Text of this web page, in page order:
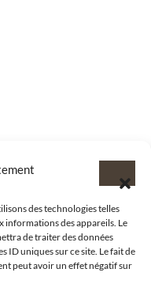
des technologies telles
informations des appareils. Le
de traiter des données
ID uniques sur ce site. Le fait de
peut avoir un effet négatif sur